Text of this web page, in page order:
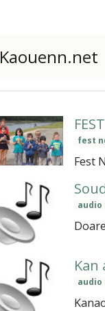
Kaouenn.net
fest
Fest
audio
Kan
audio